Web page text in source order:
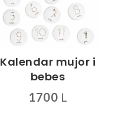
Kalendar mujor i
bebes
1700 L